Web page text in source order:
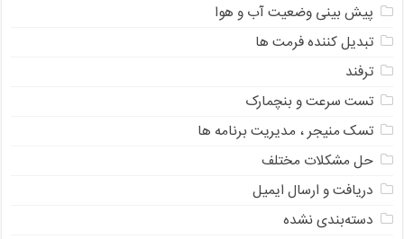
پیش بینی وضعیت آب و هوا
تبدیل کننده فرمت ها
ترفند
تست سرعت و بنچمارک
تسک منیجر ، مدیریت برنامه ها
حل مشکلات مختلف
دریافت و ارسال ایمیل
دسته‌بندی نشده